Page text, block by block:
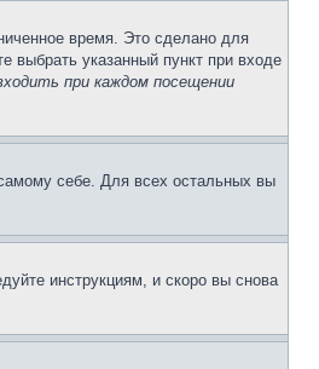
время. Это сделано для
выбрать указанный пункт при входе
при каждом посещении
себе. Для всех остальных вы
инструкциям, и скоро вы снова